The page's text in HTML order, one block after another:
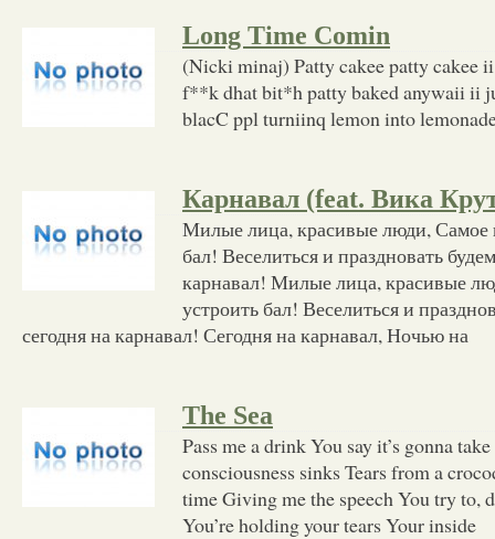
Long Time Comin
(Nicki minaj) Patty cakee patty cakee
f**k dhat bit*h patty baked anywaii ii
blacC ppl turniinq lemon into
Карнавал (feat. Вика
Милые лица, красивые люди, Самое
бал! Веселиться и праздновать
карнавал! Милые лица, красивые
устроить бал! Веселиться и
сегодня на карнавал! Сегодня на карнавал, Ночью на
The Sea
Pass me a drink You say it’s gonna
consciousness sinks Tears from a
time Giving me the speech You try to,
You’re holding your tears Your inside